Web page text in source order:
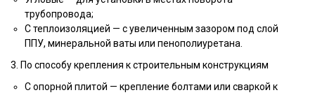
трубопровода;
С теплоизоляцией — с увеличенным зазором под слой
ППУ, минеральной ваты или пенополиуретана.
3. По способу крепления к строительным конструкциям
С опорной плитой — крепление болтами или сваркой к